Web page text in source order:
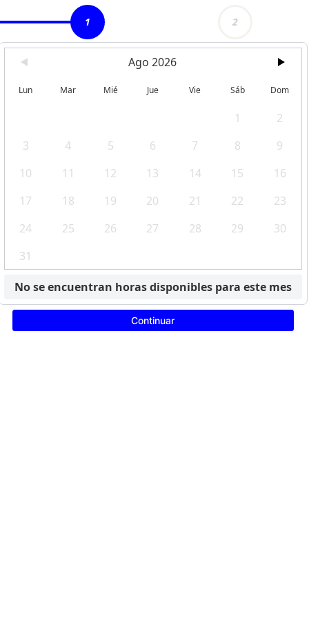
1 2
Ago 2026
Lun Mar Mié Jue Vie Sáb Dom
1
2
3
4 5 6 7 8
9
10
11 12 13 14 15
16
17
18 19 20 21 22
23
24
25 26 27 28 29
30
31
No se encuentran horas disponibles para este mes
Continuar